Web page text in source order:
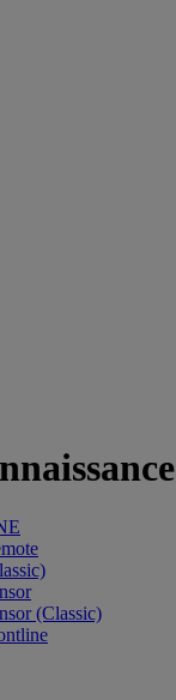
(Classic)